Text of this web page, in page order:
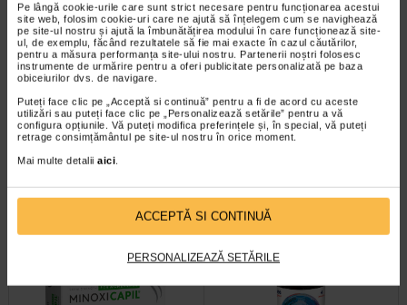
Pe lângă cookie-urile care sunt strict necesare pentru funcționarea acestui
site web, folosim cookie-uri care ne ajută să înțelegem cum se navighează
pe site-ul nostru și ajută la îmbunătățirea modului în care funcționează site-
ul, de exemplu, făcând rezultatele să fie mai exacte în cazul căutărilor,
pentru a măsura performanța site-ului nostru. Partenerii noștri folosesc
instrumente de urmărire pentru a oferi publicitate personalizată pe baza
obiceiurilor dvs. de navigare.
Puteți face clic pe „Acceptă si continuă” pentru a fi de acord cu aceste
utilizări sau puteți face clic pe „Personalizează setările” pentru a vă
configura opțiunile. Vă puteți modifica preferințele și, în special, vă puteți
retrage consimțământul pe site-ul nostru în orice moment.
Mai multe detalii aici
ACCEPTĂ SI CONTINUĂ
PERSONALIZEAZĂ SETĂRILE
Septosol cu albastru de
metilen, 20 comprimate de…
Septosol cu albastru de metilen
albastru de metilen ce contribuie…
Zdrovit
Magneziul si vitamina B6 contribuie
Preț redus: 43.13 Lei